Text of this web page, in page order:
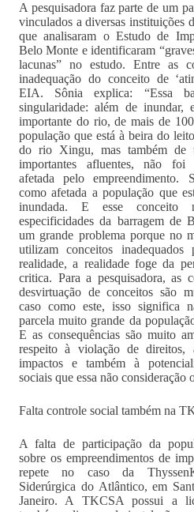
A pesquisadora faz parte de um
vinculados a diversas instituições
que analisaram o Estudo de
Belo Monte e identificaram
lacunas” no estudo. Entre as
inadequação do conceito de
EIA. Sônia explica: “Essa
singularidade: além de inundar,
importante do rio, de mais de
população que está à beira do
do rio Xingu, mas também de
importantes afluentes, não foi
afetada pelo empreendimento.
como afetada a população que
inundada. E esse conceito
especificidades da barragem de
um grande problema porque no
utilizam conceitos
realidade, a realidade foge da
critica. Para a pesquisadora, as
desvirtuação de conceitos são
caso como este, isso significa
parcela muito grande da
E as consequências são muito
respeito à violação de direitos,
impactos e também à
sociais que essa não consideração
Falta controle social também na
A falta de participação da
sobre os empreendimentos de
repete no caso da
Siderúrgica do Atlântico, em
Janeiro. A TKCSA possui a